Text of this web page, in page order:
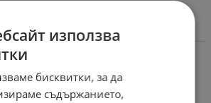
използва
бисквитки, за да
съдържанието,